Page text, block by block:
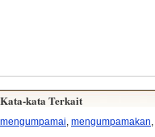
Kata-kata Terkait
mengumpamai mengumpamakan